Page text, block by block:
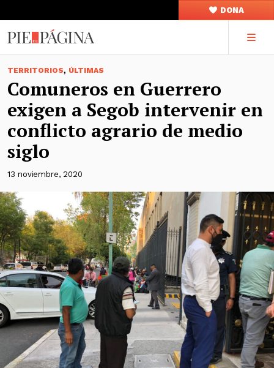
DONA
TERRITORIOS, ÚLTIMAS
Comuneros en Guerrero
exigen a Segob intervenir en
conflicto agrario de medio
siglo
13 noviembre, 2020